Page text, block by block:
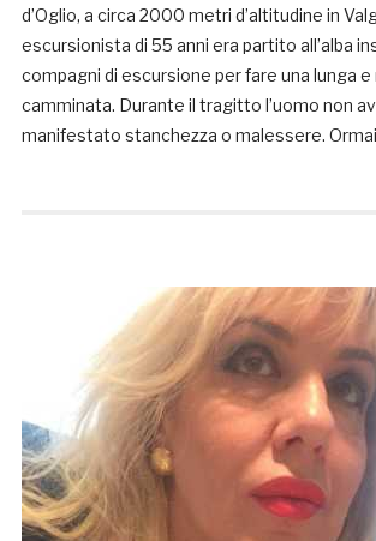
d’Oglio, a circa 2000 metri d’altitudine in
escursionista di 55 anni era partito all’alba
compagni di escursione per fare una lunga
camminata. Durante il tragitto l’uomo non
manifestato stanchezza o malessere.